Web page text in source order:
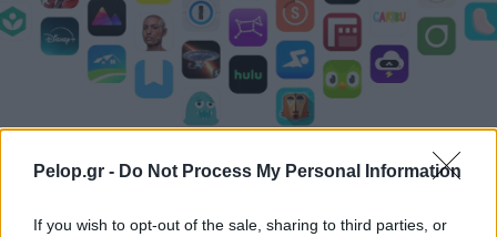
Pelop.gr - Do Not Process My Personal Information
If you wish to opt-out of the sale, sharing to third parties, or